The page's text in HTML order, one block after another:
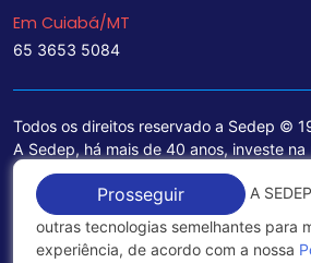
Em Cuiabá/MT
65 3653 5084
Todos os direitos reservado a Sedep ©
A Sedep, há mais de 40 anos, investe
treinamento de funcionários e na
ponta para a ampliação de seu portfólio
para a área jurídica, que contemplam
excelentes soluções empresariais.
Prosseguir
A
outras tecnologias semelhantes para
experiência, de acordo com a nossa